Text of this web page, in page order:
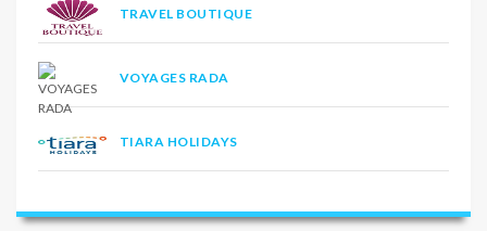
TRAVEL BOUTIQUE
VOYAGES RADA
TIARA HOLIDAYS